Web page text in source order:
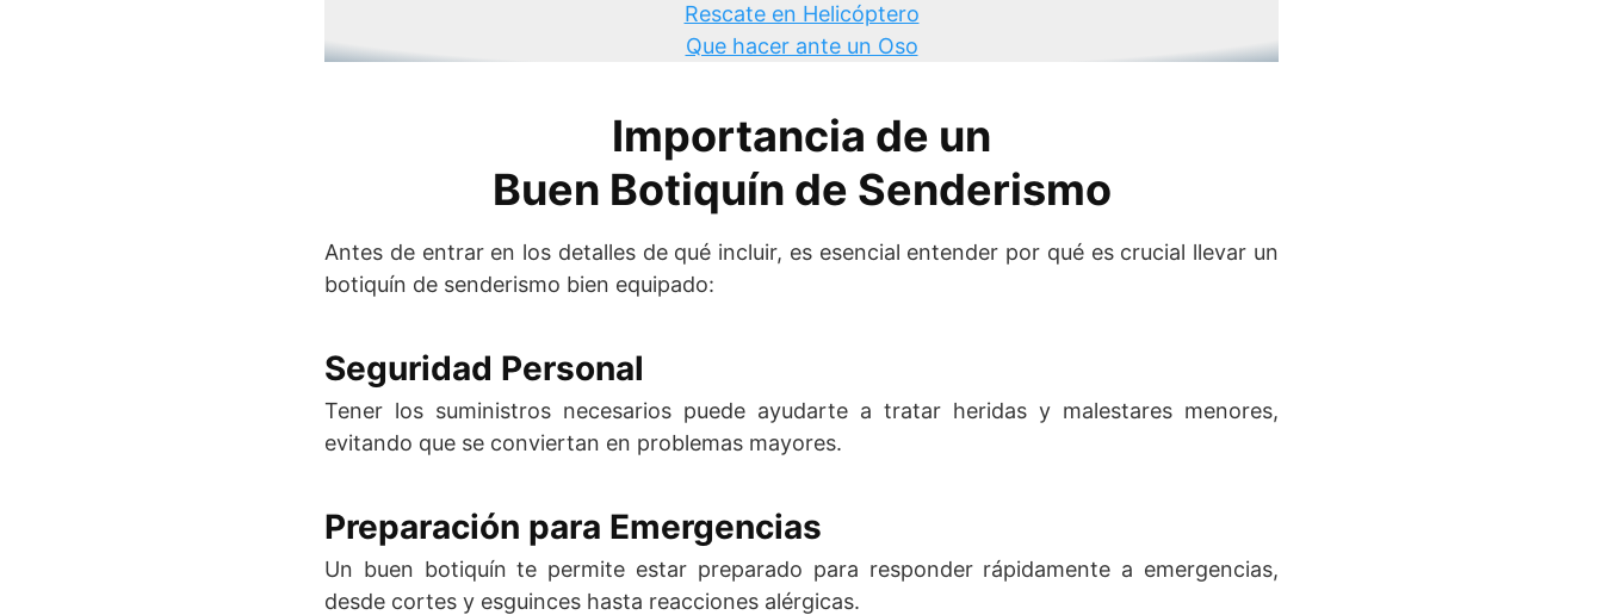
Rescate en Helicóptero
Que hacer ante un Oso
Importancia de un
Buen Botiquín de Senderismo
Antes de entrar en los detalles de qué incluir, es esencial entender por qué es crucial llevar un
botiquín de senderismo bien equipado:
Seguridad Personal
Tener los suministros necesarios puede ayudarte a tratar heridas y malestares menores,
evitando que se conviertan en problemas mayores.
Preparación para Emergencias
Un buen botiquín te permite estar preparado para responder rápidamente a emergencias,
desde cortes y esguinces hasta reacciones alérgicas.